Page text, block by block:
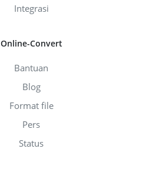
Integrasi
Online-Convert
Bantuan
Blog
Format file
Pers
Status